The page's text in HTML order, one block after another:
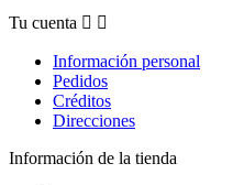
Tu cuenta  
Información personal
Pedidos
Créditos
Direcciones
Información de la tienda